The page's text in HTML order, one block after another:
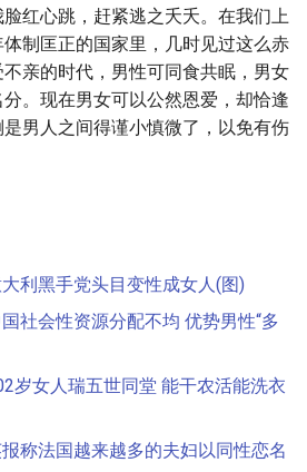
红心跳，赶紧逃之夭夭。在我们上
制匡正的国家里，几时见过这么赤
亲的时代，男性可同食共眠，男女
。现在男女可以公然恩爱，却恰逢
男人之间得谨小慎微了，以免有伤
利黑手党头目变性成女人(图)
社会性资源分配不均 优势男性“多
岁女人瑞五世同堂 能干农活能洗衣
称法国越来越多的夫妇以同性恋名